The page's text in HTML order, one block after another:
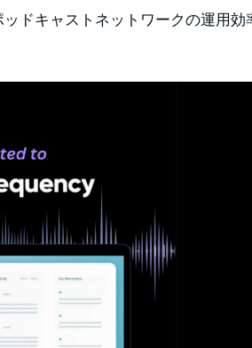
ドキャストネットワークの運用効